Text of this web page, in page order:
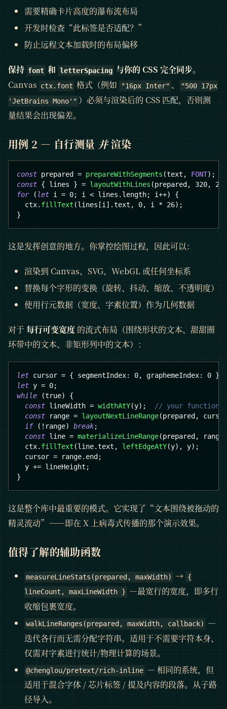
需要精确卡片高度的瀑布流布局
开发时检查“此标签是否适配？”
防止远程文本加载时的布局偏移
保持 font 和 letterSpacing 与你的 CSS 完全同步。
Canvas ctx.font 格式（例如 "16px Inter" 、
"500 17px
'JetBrains Mono'" ）必须与渲染后的 CSS 匹配，否则测
量结果会出现偏差。
用例 2 — 自行测量 并渲染
const prepared = prepareWithSegments (text , FONT) ;
const { lines } = layoutWithLines (prepared , 320, 26
for
( let i = 0; i < lines . length; i++)
{
  ctx
. fillText (lines [i ] .text , 0, i * 26) ;
}
这是发挥创意的地方。你掌控绘图过程，因此可以：
渲染到 Canvas、SVG、WebGL 或任何坐标系
替换每个字形的变换（旋转、抖动、缩放、不透明度）
使用行元数据（宽度、字素位置）作为几何数据
对于 每行可变宽度 的流式布局（围绕形状的文本、甜甜圈
环带中的文本、非矩形列中的文本）：
let cursor = { segmentIndex: 0, graphemeIndex: 0 }
let y = 0;
while
(true)
{
const lineWidth = widthAtY(y) ;
// your function:
const range = layoutNextLineRange(prepared ,
cursor
if
( ! range) break;
const line = materializeLineRange(prepared , range
  ctx
. fillText (line.text , leftEdgeAtY(y) , y) ;
  cursor
= range. end ;
  y
+= lineHeight ;
}
这是整个库中最重要的模式。它实现了“文本围绕被拖动的
精灵流动”——即在 X 上病毒式传播的那个演示效果。
值得了解的辅助函数
measureLineStats(prepared, maxWidth) → {
lineCount, maxLineWidth } —最宽行的宽度，即多行
收缩包裹宽度。
walkLineRanges(prepared, maxWidth, callback)
—
迭代各行而无需分配字符串。适用于不需要字符本身、
仅需对字素进行统计/物理计算的场景。
@chenglou/pretext/rich-inline — 相同的系统，但
适用于混合字体 / 芯片标签 / 提及内容的段落。从子路
径导入。